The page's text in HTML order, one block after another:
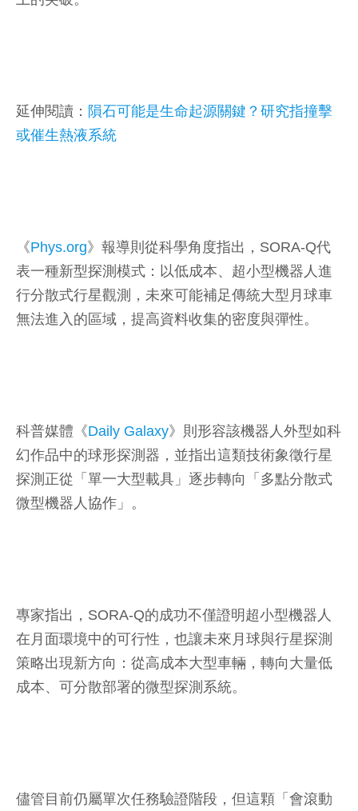
延伸閱讀： 隕石可能是生命起源關鍵？研究指撞擊
或催生熱液系統
《Phys.org》報導則從科學角度指出，SORA-Q代
表一種新型探測模式：以低成本、超小型機器人進
行分散式行星觀測，未來可能補足傳統大型月球車
無法進入的區域，提高資料收集的密度與彈性。
科普媒體《Daily Galaxy》則形容該機器人外型如科
幻作品中的球形探測器，並指出這類技術象徵行星
探測正從「單一大型載具」逐步轉向「多點分散式
微型機器人協作」。
專家指出，SORA-Q的成功不僅證明超小型機器人
在月面環境中的可行性，也讓未來月球與行星探測
策略出現新方向：從高成本大型車輛，轉向大量低
成本、可分散部署的微型探測系統。
儘管目前仍屬單次任務驗證階段，但這顆「會滾動